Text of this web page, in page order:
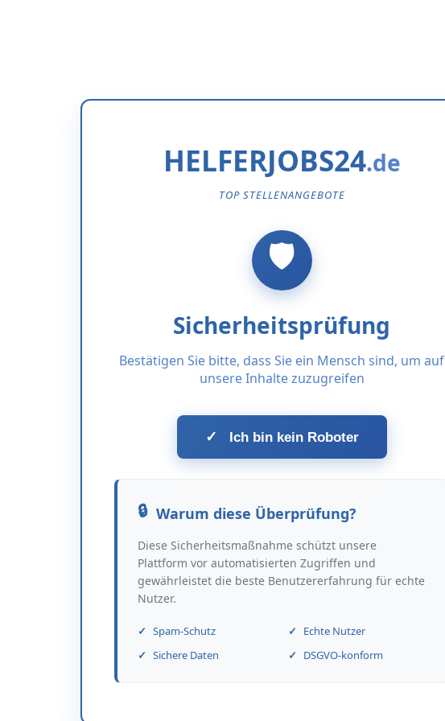
HELFERJOBS24
TOP STELLENANGEBOTE
Sicherheitsprüfung
Bestätigen Sie bitte, dass Sie ein Mensch sind, um auf
unsere Inhalte zuzugreifen
✓ Ich bin kein Roboter
Warum diese Überprüfung?
Diese Sicherheitsmaßnahme schützt unsere
Plattform vor automatisierten Zugriffen und
gewährleistet die beste Benutzererfahrung für echte
Nutzer.
Spam-Schutz
Echte Nutzer
Sichere Daten
DSGVO-konform